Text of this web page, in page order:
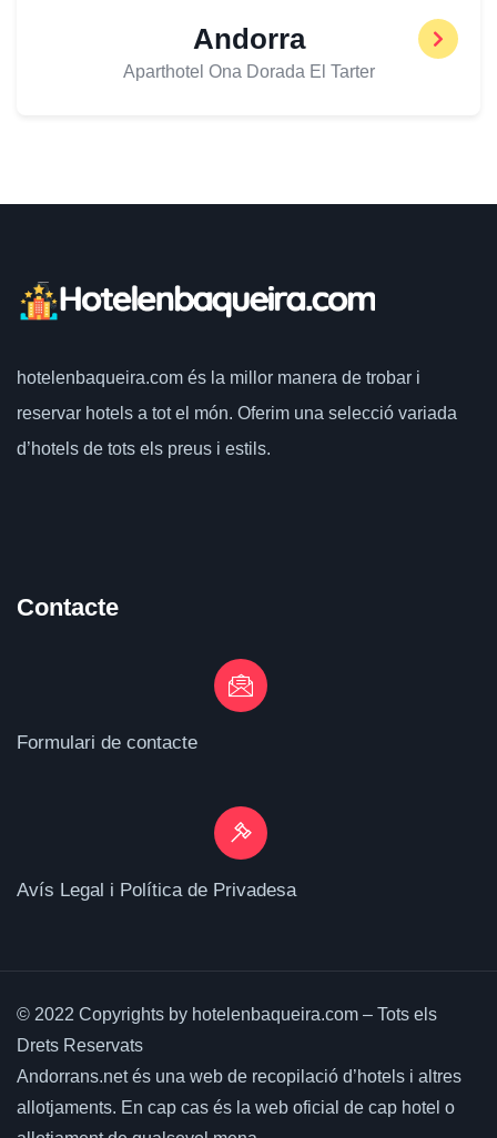
Andorra
Aparthotel Ona Dorada El Tarter
hotelenbaqueira.com és la millor manera de trobar i
reservar hotels a tot el món. Oferim una selecció variada
d’hotels de tots els preus i estils.
Contacte
Formulari de contacte
Avís Legal i Política de Privadesa
© 2022 Copyrights by hotelenbaqueira.com – Tots els
Drets Reservats
Andorrans.net és una web de recopilació d’hotels i altres
allotjaments. En cap cas és la web oficial de cap hotel o